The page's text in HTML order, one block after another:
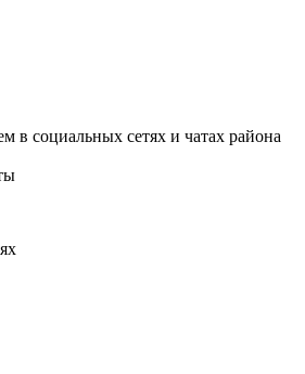
в социальных сетях и чатах района